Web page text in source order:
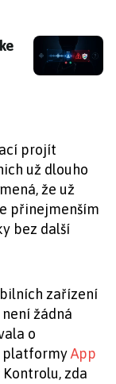
hovory.
projít
už dlouho
že už
přinejmenším
bez další
zařízení
žádná
o
platformyApp
zda